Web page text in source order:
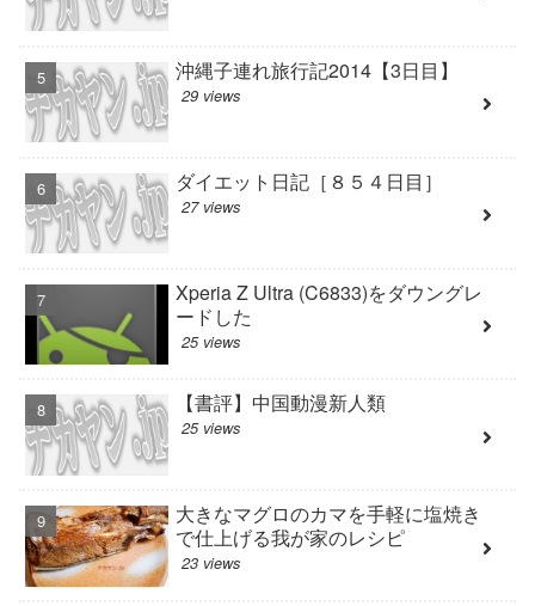
沖縄子連れ旅行記2014【3日目】
29 views
ダイエット日記［８５４日目］
27 views
Xperia Z Ultra (C6833)をダウングレ
ードした
25 views
【書評】中国動漫新人類
25 views
大きなマグロのカマを手軽に塩焼き
で仕上げる我が家のレシピ
23 views